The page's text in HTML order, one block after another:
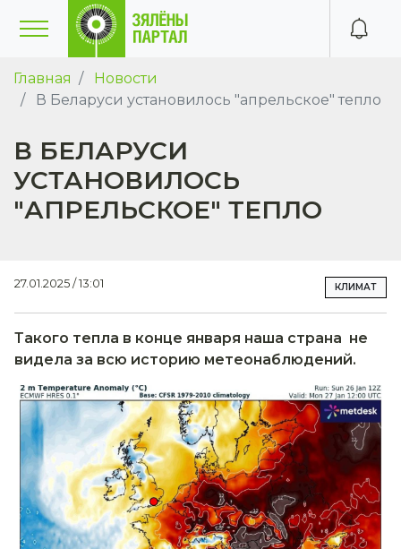
Главная
Новости
В Беларуси установилось "апрельское" тепло
В БЕЛАРУСИ
УСТАНОВИЛОСЬ
"АПРЕЛЬСКОЕ" ТЕПЛО
27.01.2025 / 13:01 КЛИМАТ
Такого тепла в конце января наша страна не
видела за всю историю метеонаблюдений.